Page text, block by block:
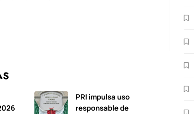
PRI impulsa uso
responsable de